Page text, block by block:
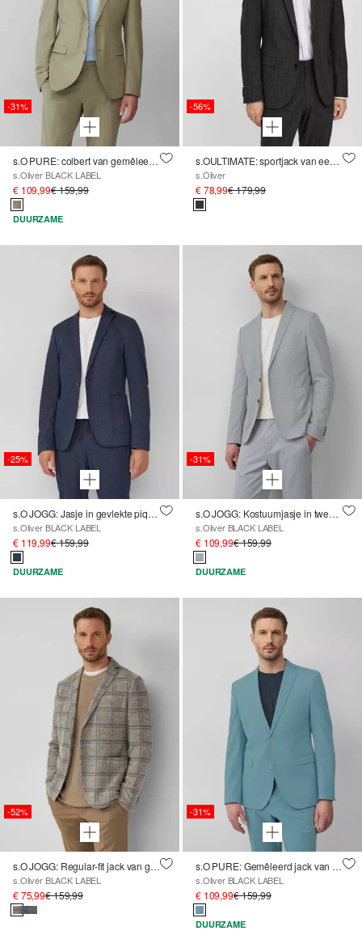
-31%
s.O PURE: colbert van gemêleerde stretchstof
s.Oliver BLACK LABEL
€ 109,99€ 159,99
DUURZAME
-56%
s.OULTIMATE: sportjack van een viscosemix
s.Oliver
€ 78,99€ 179,99
-25%
s.O JOGG: Jasje in gevlekte piquéjersey
s.Oliver BLACK LABEL
€ 119,99€ 159,99
DUURZAME
-31%
s.O JOGG: Kostuumjasje in tweekleurige piquéjersey
s.Oliver BLACK LABEL
€ 109,99€ 159,99
DUURZAME
-52%
s.O JOGG: Regular-fit jack van gevlekte boucléjersey
s.Oliver BLACK LABEL
€ 75,99€ 159,99
-31%
s.O PURE: Gemêleerd jack van stretch twill in een slanke pasvorm
s.Oliver BLACK LABEL
€ 109,99€ 159,99
DUURZAME